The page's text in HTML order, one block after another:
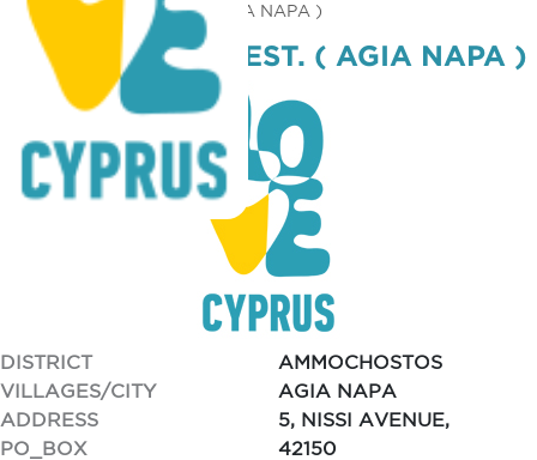
MC DONALD’S REST. ( AGIA NAPA )
MC DONALD’S REST. ( AGIA NAPA )
DISTRICT
AMMOCHOSTOS
VILLAGES/CITY
AGIA NAPA
ADDRESS
5, NISSI AVENUE,
PO_BOX
42150